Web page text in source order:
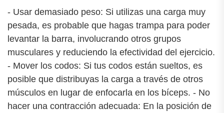
- Usar demasiado peso: Si utilizas una carga muy
pesada, es probable que hagas trampa para poder
levantar la barra, involucrando otros grupos
musculares y reduciendo la efectividad del ejercicio.
- Mover los codos: Si tus codos están sueltos, es
posible que distribuyas la carga a través de otros
músculos en lugar de enfocarla en los bíceps. - No
hacer una contracción adecuada: En la posición de